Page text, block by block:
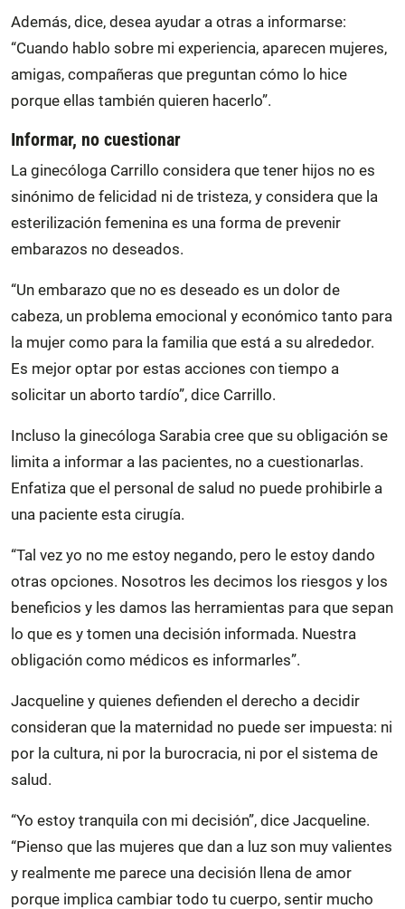
Además, dice, desea ayudar a otras a informarse:
“Cuando hablo sobre mi experiencia, aparecen mujeres,
amigas, compañeras que preguntan cómo lo hice
porque ellas también quieren hacerlo”.
Informar, no cuestionar
La ginecóloga Carrillo considera que tener hijos no es
sinónimo de felicidad ni de tristeza, y considera que la
esterilización femenina es una forma de prevenir
embarazos no deseados.
“Un embarazo que no es deseado es un dolor de
cabeza, un problema emocional y económico tanto para
la mujer como para la familia que está a su alrededor.
Es mejor optar por estas acciones con tiempo a
solicitar un aborto tardío”, dice Carrillo.
Incluso la ginecóloga Sarabia cree que su obligación se
limita a informar a las pacientes, no a cuestionarlas.
Enfatiza que el personal de salud no puede prohibirle a
una paciente esta cirugía.
“Tal vez yo no me estoy negando, pero le estoy dando
otras opciones. Nosotros les decimos los riesgos y los
beneficios y les damos las herramientas para que sepan
lo que es y tomen una decisión informada. Nuestra
obligación como médicos es informarles”.
Jacqueline y quienes defienden el derecho a decidir
consideran que la maternidad no puede ser impuesta: ni
por la cultura, ni por la burocracia, ni por el sistema de
salud.
“Yo estoy tranquila con mi decisión”, dice Jacqueline.
“Pienso que las mujeres que dan a luz son muy valientes
y realmente me parece una decisión llena de amor
porque implica cambiar todo tu cuerpo, sentir mucho